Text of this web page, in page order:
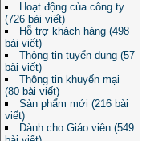
Hoạt động của công ty
(726 bài viết)
Hỗ trợ khách hàng (498
bài viết)
Thông tin tuyển dụng (57
bài viết)
Thông tin khuyến mại
(80 bài viết)
Sản phẩm mới (216 bài
viết)
Dành cho Giáo viên (549